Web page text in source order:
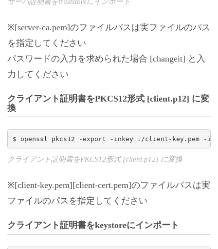
※[server-ca.pem]のファイルパスは実ファイルのパス
を指定してください
パスワードの入力を求められた場合 [changeit] と入
力してください
クライアント証明書をPKCS12形式 [client.p12] に変
換
$ openssl pkcs12 -export -inkey ./client-key.pem -in
クライアント証明書をPKCS12形式 [client.p12] に変換
※[client-key.pem][client-cert.pem]のファイルパスは実
ファイルのパスを指定してください
クライアント証明書をkeystoreにインポート